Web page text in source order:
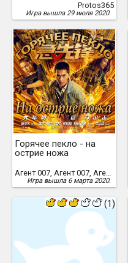
Protos365
Игра вышла 29 июля 2020.
Горячее пекло - на
острие ножа
Агент 007, Агент 007, Агент 007, Агент 007, Агент 007, Агент 007, Агент 007, Агент 007, Агент 007, Агент 007, Агент 007, Агент 007, Агент 007, Агент 007, Агент 007, Агент 007, Агент 007, Агент 007, Агент 007, Агент 007, Агент 007, Агент 007, Агент 007, Агент 007, Агент 007, Агент 007, Агент 007, Агент 007, Агент 007, Агент 007, Агент 007, Агент 007, Агент 007, Агент 007, Агент 007
Игра вышла 6 марта 2020.
(1)